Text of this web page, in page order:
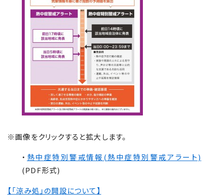
※画像をクリックすると拡大します。
・ 熱中症特別警戒情報(熱中症特別警戒アラート)
(PDF形式)
【「涼み処」の開設について】